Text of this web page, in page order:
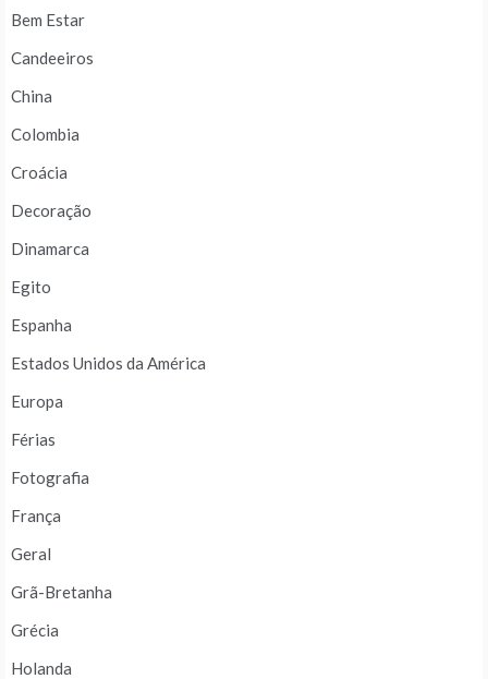
Bem Estar
Candeeiros
China
Colombia
Croácia
Decoração
Dinamarca
Egito
Espanha
Estados Unidos da América
Europa
Férias
Fotografia
França
Geral
Grã-Bretanha
Grécia
Holanda